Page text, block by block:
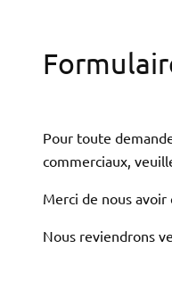
Pour toute
commerciaux,
Merci de nous avoir
Nous reviendrons